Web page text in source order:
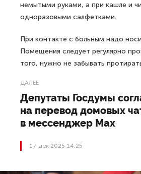
немытыми руками, а при кашле и
одноразовыми салфетками.
При контакте с больным надо
Помещения следует регулярно
того, нужно не забывать
ДАЛЕЕ
Депутаты Госдумы
на перевод домовых
в мессенджер Max
17 дек 2025 14:25